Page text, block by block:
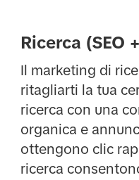
Ricerca (SEO
Il marketing di
ritagliarti la tua
ricerca con una
organica e
ottengono clic
ricerca